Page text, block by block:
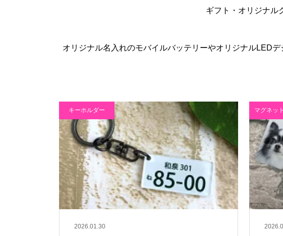
ギフト・オリジナル
オリジナル名入れのモバイルバッテリーやオリジナルLED
2026.01.30
キーホルダー マグネッ